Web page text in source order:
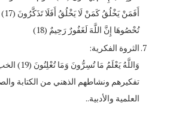
تُحْصُوهَا إِنَّ اللَّهَ لَغَفُورٌ رَحِيمٌ (18)
الثروة الفكرية:
وَاللَّهُ يَعْلَمُ
تفكيرهم ونشاطهم الذهني من الكتابة
العلمية والأدبية..